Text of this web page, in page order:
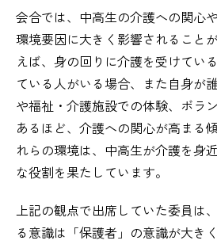
会合では、中高生の介護への関心
環境要因に大きく影響されること
えば、身の回りに介護を受けてい
ている人がいる場合、また自身が
や福祉・介護施設での体験、ボラ
あるほど、介護への関心が高まる
れらの環境は、中高生が介護を身
な役割を果たしています。
上記の観点で出席していた委員は
る意識は「保護者」の意識が大き